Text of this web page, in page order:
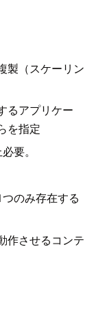
製（スケーリン
るアプリケー
を指定
要。
のみ存在する
作させるコンテ